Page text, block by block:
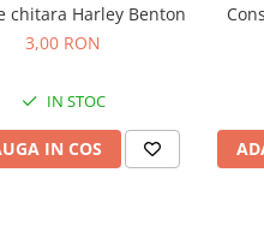
chitara Harley Benton
3,00 RON
IN STOC
IN COS